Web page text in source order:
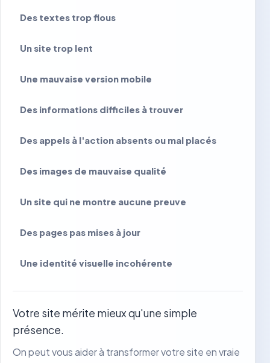
Des textes trop flous
Un site trop lent
Une mauvaise version mobile
Des informations difficiles à trouver
Des appels à l'action absents ou mal placés
Des images de mauvaise qualité
Un site qui ne montre aucune preuve
Des pages pas mises à jour
Une identité visuelle incohérente
Votre site mérite mieux qu'une simple
présence.
On peut vous aider à transformer votre site en vraie